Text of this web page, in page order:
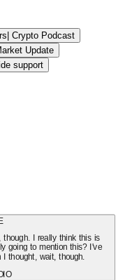
| Crypto Podcast
Update
support
I really think this is
going to mention this? I've
thought, wait, though.